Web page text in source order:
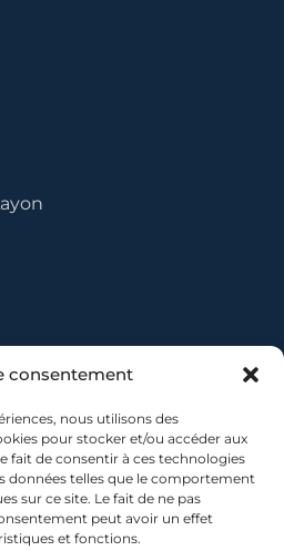
consentement
nous utilisons des
pour stocker et/ou accéder aux
fait de consentir à ces technologies
données telles que le comportement
sur ce site. Le fait de ne pas
peut avoir un effet
et fonctions.
vente